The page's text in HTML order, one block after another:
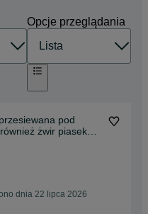
Opcje przeglądania
pod
żwir piasek
dnia 22 lipca 2026